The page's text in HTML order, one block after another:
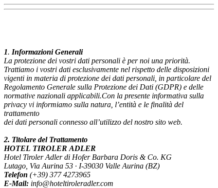
1. Informazioni Generali
La protezione dei vostri dati personali è per noi una priorità.
Trattiamo i vostri dati esclusivamente nel rispetto delle disposizioni
vigenti in materia di protezione dei dati personali, in particolare del
Regolamento Generale sulla Protezione dei Dati (GDPR) e delle
normative nazionali applicabili.Con la presente informativa sulla
privacy vi informiamo sulla natura, l’entità e le finalità del
trattamento
dei dati personali connesso all’utilizzo del nostro sito web.
2. Titolare del Trattamento
HOTEL TIROLER ADLER
Hotel Tiroler Adler di Hofer Barbara Doris & Co. KG
Lutago, Via Aurina 53 · I-39030 Valle Aurina (BZ)
Telefon (+39) 377 4273965
E-Mail: info@hoteltiroleradler.com